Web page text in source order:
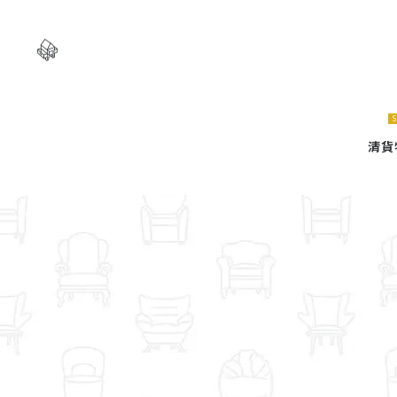
Natsuhouse
Natsuhouse
清